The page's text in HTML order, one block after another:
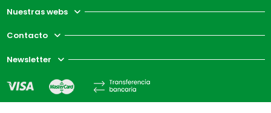
Nuestras webs
Contacto
Newsletter